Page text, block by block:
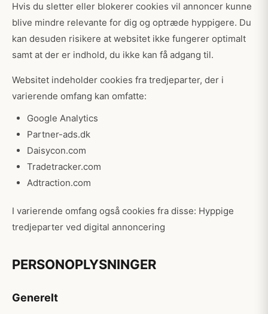
Hvis du sletter eller blokerer cookies vil annoncer kunne
blive mindre relevante for dig og optræde hyppigere. Du
kan desuden risikere at websitet ikke fungerer optimalt
samt at der er indhold, du ikke kan få adgang til.
Websitet indeholder cookies fra tredjeparter, der i
varierende omfang kan omfatte:
Google Analytics
Partner-ads.dk
Daisycon.com
Tradetracker.com
Adtraction.com
I varierende omfang også cookies fra disse: Hyppige
tredjeparter ved digital annoncering
PERSONOPLYSNINGER
Generelt